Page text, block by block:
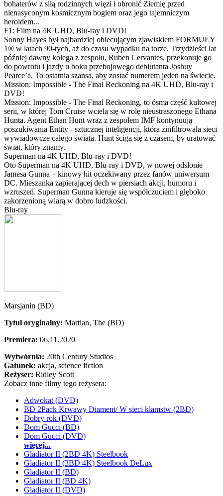
bohaterów z siłą rodzinnych więzi i obronić Ziemię przed
nienasyconym kosmicznym bogiem oraz jego tajemniczym
heroldem...
F1: Film na 4K UHD, Blu-ray i DVD!
Sonny Hayes był najbardziej obiecującym zjawiskiem FORMUŁY
1® w latach 90-tych, aż do czasu wypadku na torze. Trzydzieści lat
później dawny kolega z zespołu, Ruben Cervantes, przekonuje go
do powrotu i jazdy u boku przebojowego debiutanta Joshuy
Pearce’a. To ostatnia szansa, aby zostać numerem jeden na świecie.
Mission: Impossible - The Final Reckoning na 4K UHD, Blu-ray i
DVD!
Mission: Impossible - The Final Reckoning, to ósma część kultowej
serii, w której Tom Cruise wciela się w rolę nieustraszonego Ethana
Hunta. Agent Ethan Hunt wraz z zespołem IMF kontynuują
poszukiwania Entity - sztucznej inteligencji, która zinfiltrowała sieci
wywiadowcze całego świata. Hunt ściga się z czasem, by uratować
świat, który znamy.
Superman na 4K UHD, Blu-ray i DVD!
Oto Superman na 4K UHD, Blu-ray i DVD, w nowej odsłonie
Jamesa Gunna – kinowy hit oczekiwany przez fanów uniwersum
DC. Mieszanka zapierającej dech w piersiach akcji, humoru i
wzruszeń. Superman Gunna kieruje się współczuciem i głęboko
zakorzenioną wiarą w dobro ludzkości.
Blu-ray
Marsjanin (BD)
Tytuł oryginalny: Martian, The (BD)
Premiera: 06.11.2020
Wytwórnia: 20th Century Studios
Gatunek: akcja, science fiction
Reżyser: Ridley Scott
Zobacz inne filmy tego reżysera:
Adwokat (DVD)
BD 2Pack Krwawy Diament/ W sieci kłamstw (2BD)
Dobry rok (DVD)
Dom Gucci (BD)
Dom Gucci (DVD)
więcej...
Gladiator II (2BD 4K) Steelbook
Gladiator II (3BD 4K) Steelbook DeLux
Gladiator II (BD)
Gladiator II (BD 4K)
Gladiator II (DVD)